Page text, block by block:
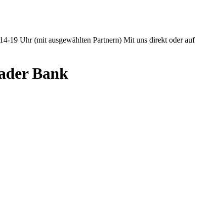
19 Uhr (mit ausgewählten Partnern) Mit uns direkt oder auf
Bank